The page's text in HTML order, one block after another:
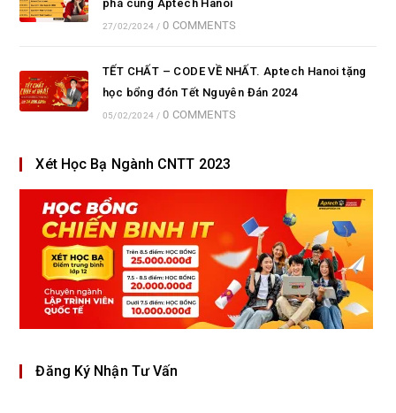
phá cùng Aptech Hanoi
27/02/2024 / 0 COMMENTS
TẾT CHẤT – CODE VỀ NHẤT. Aptech Hanoi tặng
học bổng đón Tết Nguyên Đán 2024
05/02/2024 / 0 COMMENTS
Xét Học Bạ Ngành CNTT 2023
Đăng Ký Nhận Tư Vấn